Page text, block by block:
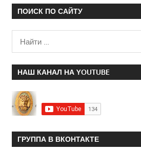
ПОИСК ПО САЙТУ
НАШ КАНАЛ НА YOUTUBE
ГРУППА В ВКОНТАКТЕ